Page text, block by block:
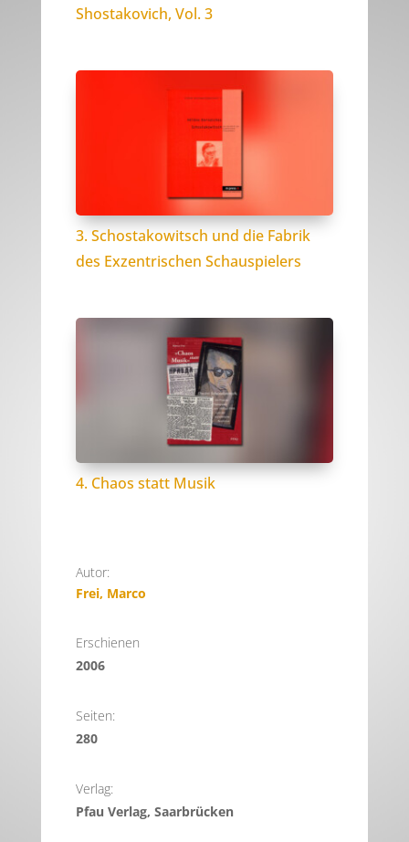
Shostakovich, Vol. 3
3. Schostakowitsch und die Fabrik
des Exzentrischen Schauspielers
4. Chaos statt Musik
Autor:
Frei, Marco
Erschienen
2006
Seiten:
280
Verlag:
Pfau Verlag, Saarbrücken